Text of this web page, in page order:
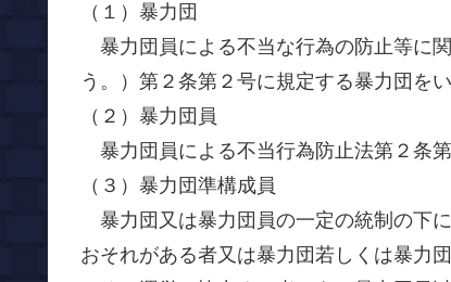
（１）暴力団
暴力団員による不当な行為の防止等に
う。）第２条第２号に規定する暴力団をい
（２）暴力団員
暴力団員による不当行為防止法第２条
（３）暴力団準構成員
暴力団又は暴力団員の一定の統制の下
おそれがある者又は暴力団若しくは暴力